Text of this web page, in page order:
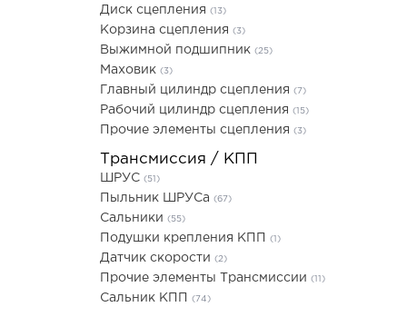
Диск сцепления (13)
Корзина сцепления (3)
Выжимной подшипник (25)
Маховик (3)
Главный цилиндр сцепления (7)
Рабочий цилиндр сцепления (15)
Прочие элементы сцепления (3)
Трансмиссия / КПП
ШРУС (51)
Пыльник ШРУСа (67)
Сальники (55)
Подушки крепления КПП (1)
Датчик скорости (2)
Прочие элементы Трансмиссии (11)
Сальник КПП (74)